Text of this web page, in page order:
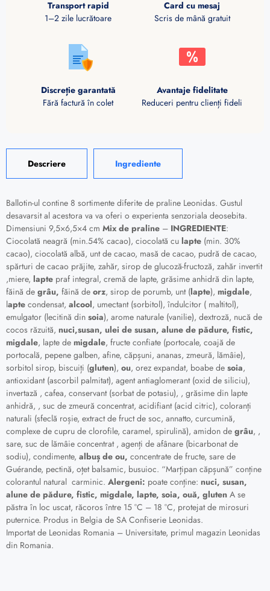
Transport rapid
1–2 zile lucrătoare
Card cu mesaj
Scris de mână gratuit
Discreție garantată
Fără factură în colet
Avantaje fidelitate
Reduceri pentru clienți fideli
Descriere Ingrediente
Ballotin-ul contine 8 sortimente diferite de praline Leonidas. Gustul
desavarsit al acestora va va oferi o experienta senzoriala deosebita.
Dimensiuni 9,5×6,5×4 cm Mix de praline – INGREDIENTE:
Ciocolată neagră (min.54% cacao), ciocolată cu lapte (min. 30%
cacao), ciocolată albă, unt de cacao, masă de cacao, pudră de cacao,
spărturi de cacao prăjite, zahăr, sirop de glucoză-fructoză, zahăr invertit
,miere, lapte praf integral, cremă de lapte, grăsime anhidră din lapte,
făină de grâu, făină de orz, sirop de porumb, unt (lapte), migdale,
lapte condensat, alcool, umectant (sorbitol), îndulcitor ( maltitol),
emulgator (lecitină din soia), arome naturale (vanilie), dextroză, nucă de
cocos răzuită, nuci,susan, ulei de susan, alune de pădure, fistic,
migdale, lapte de migdale, fructe confiate (portocale, coajă de
portocală, pepene galben, afine, căpșuni, ananas, zmeură, lămâie),
sorbitol sirop, biscuiți (gluten), ou, orez expandat, boabe de soia,
antioxidant (ascorbil palmitat), agent antiaglomerant (oxid de siliciu),
invertază , cafea, conservant (sorbat de potasiu), , grăsime din lapte
anhidră, , suc de zmeură concentrat, acidifiant (acid citric), coloranți
naturali (sfeclă roșie, extract de fruct de soc, annatto, curcumină,
complexe de cupru de clorofile, caramel, spirulină), amidon de grâu, ,
sare, suc de lămâie concentrat , agenți de afânare (bicarbonat de
sodiu), condimente, albuș de ou, concentrate de fructe, sare de
Guérande, pectină, oțet balsamic, busuioc. “Marțipan căpșună” conține
colorantul natural carminic. Alergeni: poate conține: nuci, susan,
alune de pădure, fistic, migdale, lapte, soia, ouă, gluten A se
păstra în loc uscat, răcoros între 15 °C – 18 °C, protejat de mirosuri
puternice. Produs in Belgia de SA Confiserie Leonidas.
Importat de Leonidas Romania – Universitate, primul magazin Leonidas
din Romania.